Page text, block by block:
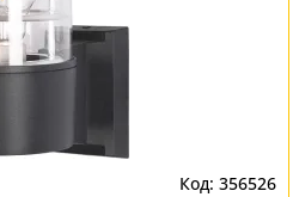
356526